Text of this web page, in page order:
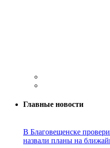
Главные новости
В Благовещенске
назвали планы на